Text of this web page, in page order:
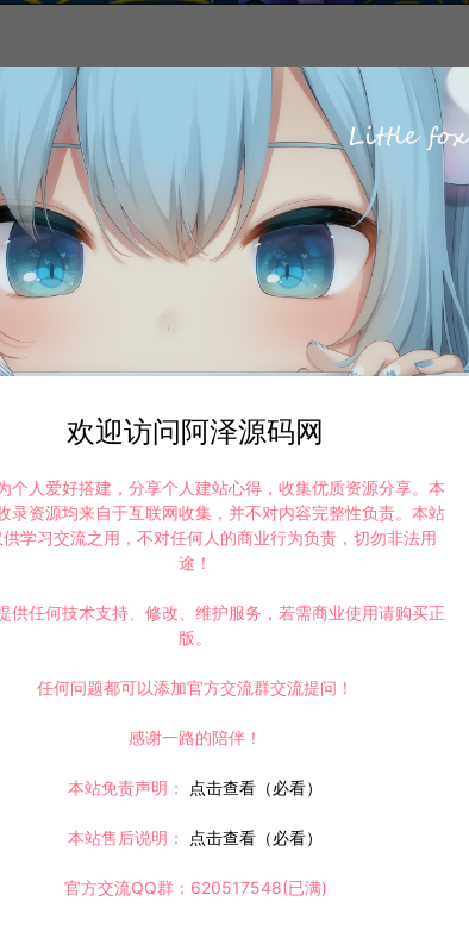
欢迎访问阿泽源码网
个人爱好搭建，分享个人建站心得，收集优质资源分享。本
录资源均来自于互联网收集，并不对内容完整性负责。本站
供学习交流之用，不对任何人的商业行为负责，切勿非法用
途！
供任何技术支持、修改、维护服务，若需商业使用请购买正
版。
任何问题都可以添加官方交流群交流提问！
感谢一路的陪伴！
本站免责声明： 点击查看（必看）
本站售后说明： 点击查看（必看）
官方交流QQ群：620517548(已满)